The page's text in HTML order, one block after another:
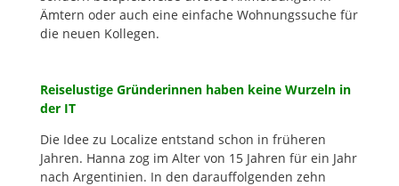
Ämtern oder auch eine einfache Wohnungssuche für
die neuen Kollegen.
Reiselustige Gründerinnen haben keine Wurzeln in
der IT
Die Idee zu Localize entstand schon in früheren
Jahren. Hanna zog im Alter von 15 Jahren für ein Jahr
nach Argentinien. In den darauffolgenden zehn